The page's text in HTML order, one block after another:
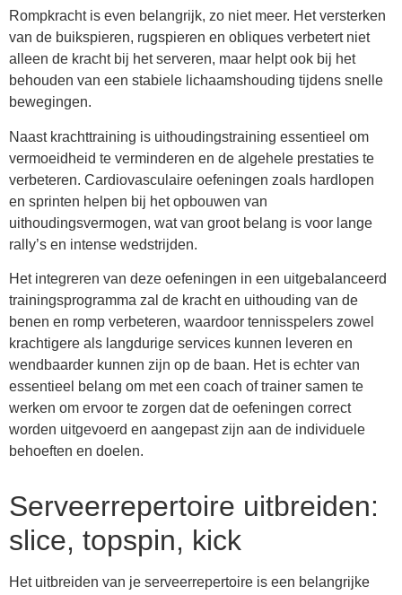
Rompkracht is even belangrijk, zo niet meer. Het versterken
van de buikspieren, rugspieren en obliques verbetert niet
alleen de kracht bij het serveren, maar helpt ook bij het
behouden van een stabiele lichaamshouding tijdens snelle
bewegingen.
Naast krachttraining is uithoudingstraining essentieel om
vermoeidheid te verminderen en de algehele prestaties te
verbeteren. Cardiovasculaire oefeningen zoals hardlopen
en sprinten helpen bij het opbouwen van
uithoudingsvermogen, wat van groot belang is voor lange
rally’s en intense wedstrijden.
Het integreren van deze oefeningen in een uitgebalanceerd
trainingsprogramma zal de kracht en uithouding van de
benen en romp verbeteren, waardoor tennisspelers zowel
krachtigere als langdurige services kunnen leveren en
wendbaarder kunnen zijn op de baan. Het is echter van
essentieel belang om met een coach of trainer samen te
werken om ervoor te zorgen dat de oefeningen correct
worden uitgevoerd en aangepast zijn aan de individuele
behoeften en doelen.
Serveerrepertoire uitbreiden:
slice, topspin, kick
Het uitbreiden van je serveerrepertoire is een belangrijke